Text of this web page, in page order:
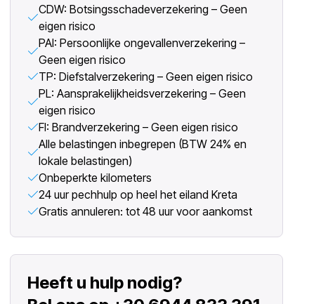
CDW: Botsingsschadeverzekering – Geen
eigen risico
PAI: Persoonlijke ongevallenverzekering –
Geen eigen risico
TP: Diefstalverzekering – Geen eigen risico
PL: Aansprakelijkheidsverzekering – Geen
eigen risico
FI: Brandverzekering – Geen eigen risico
Alle belastingen inbegrepen (BTW 24% en
lokale belastingen)
Onbeperkte kilometers
24 uur pechhulp op heel het eiland Kreta
Gratis annuleren: tot 48 uur voor aankomst
Heeft u hulp nodig?